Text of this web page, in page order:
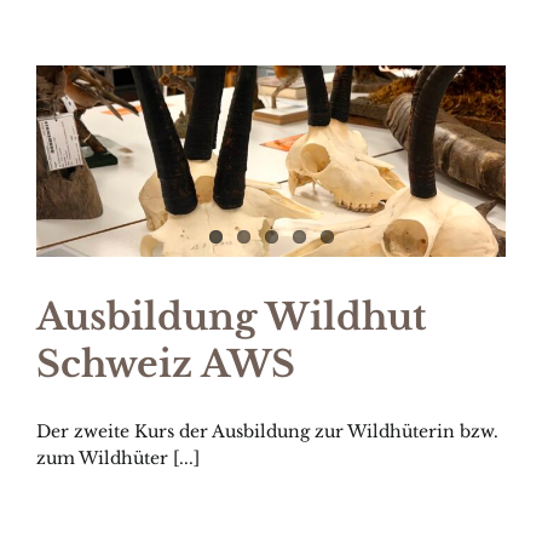
Ausbildung Wildhut
Schweiz AWS
Der zweite Kurs der Ausbildung zur Wildhüterin bzw.
zum Wildhüter [...]